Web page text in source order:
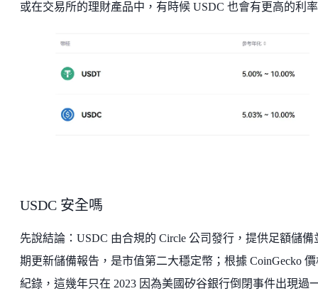
或在交易所的理財產品中，有時候 USDC 也會有更高的利
USDC 安全嗎
先說結論：USDC 由合規的 Circle 公司發行，提供足額儲備
期更新儲備報告，是市值第二大穩定幣；根據 CoinGecko
紀錄，這幾年只在 2023 因為美國矽谷銀行倒閉事件出現過